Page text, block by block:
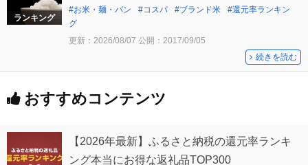
お米・麺・パン コスパ ブランド米
還元率ランキン
グ
更新： 2026/08/07 公開： 2017/09/05
続きを読む
ランキング
おすすめコンテンツ
【2026年最新】ふるさと納税の還元率ランキ
ング本当にお得な返礼品TOP300